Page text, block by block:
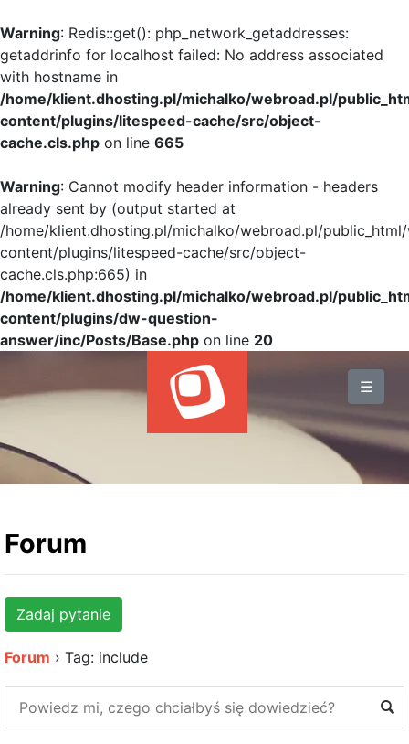
Warning: Redis::get(): php_network_getaddresses:
getaddrinfo for localhost failed: No address associated
with hostname in
/home/klient.dhosting.pl/michalko/webroad.pl/
content/plugins/litespeed-cache/src/object-
cache.cls.php on line 665
Warning: Cannot modify header information - headers
already sent by (output started at
/home/klient.dhosting.pl/michalko/webroad.pl/
content/plugins/litespeed-cache/src/object-
cache.cls.php:665) in
/home/klient.dhosting.pl/michalko/webroad.pl/
content/plugins/dw-question-
answer/inc/Posts/Base.php on line 20
☰
BLOG
WYDARZENIA
HOSTING
Forum
Zadaj pytanie
Forum › Tag: include